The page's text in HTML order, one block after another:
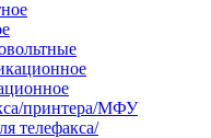
принтера/МФУ
телефакса/